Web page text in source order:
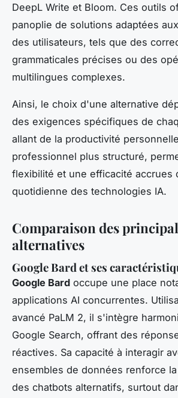
DeepL Write et Bloom. Ces outils
panoplie de solutions adaptées
des utilisateurs, tels que des
grammaticales précises ou des
multilingues complexes.
Ainsi, le choix d'une alternative
des exigences spécifiques de
allant de la productivité
professionnel plus structuré,
flexibilité et une efficacité accrues
quotidienne des technologies IA.
Comparaison des
alternatives
Google Bard et ses
Google Bard occupe une place
applications AI concurrentes.
avancé PaLM 2, il s'intègre
Google Search, offrant des
réactives. Sa capacité à interagir
ensembles de données renforce
des chatbots alternatifs, surtout